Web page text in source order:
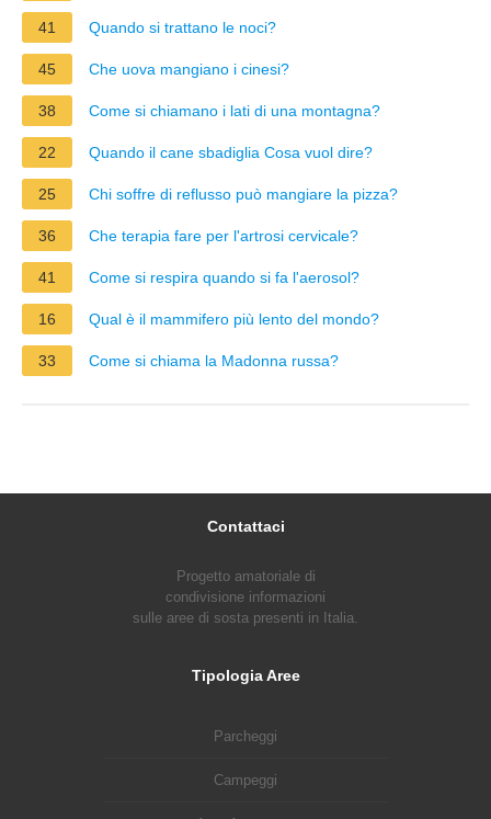
41 Quando si trattano le noci?
45 Che uova mangiano i cinesi?
38 Come si chiamano i lati di una montagna?
22 Quando il cane sbadiglia Cosa vuol dire?
25 Chi soffre di reflusso può mangiare la pizza?
36 Che terapia fare per l'artrosi cervicale?
41 Come si respira quando si fa l'aerosol?
16 Qual è il mammifero più lento del mondo?
33 Come si chiama la Madonna russa?
Contattaci
Progetto amatoriale di
condivisione informazioni
sulle aree di sosta presenti in Italia.
Tipologia Aree
Parcheggi
Campeggi